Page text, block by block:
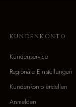
KUNDENKONTO
Kundenservice
Regionale Einstellungen
Kundenkonto erstellen
Anmelden